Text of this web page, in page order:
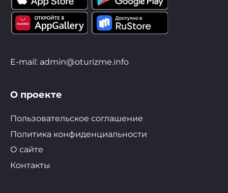
E-mail: admin@oturizme.info
О проекте
Пользовательское соглашение
Политика конфиденциальности
О сайте
Контакты